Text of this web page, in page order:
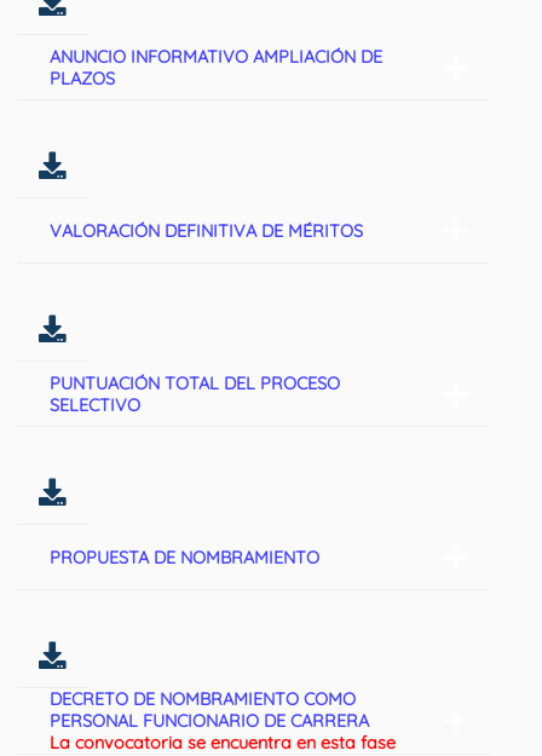
ANUNCIO INFORMATIVO AMPLIACIÓN DE
PLAZOS
VALORACIÓN DEFINITIVA DE MÉRITOS
PUNTUACIÓN TOTAL DEL PROCESO
SELECTIVO
PROPUESTA DE NOMBRAMIENTO
DECRETO DE NOMBRAMIENTO COMO
PERSONAL FUNCIONARIO DE CARRERA
La convocatoria se encuentra en esta fase